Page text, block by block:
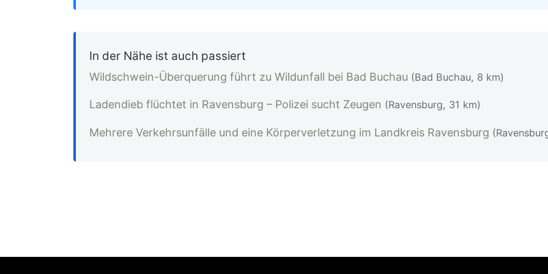
In der Nähe ist auch passiert
Wildschwein-Überquerung führt zu Wildunfall bei Bad Buchau (Bad Buchau, 8 km)
Ladendieb flüchtet in Ravensburg – Polizei sucht Zeugen (Ravensburg, 31 km)
Mehrere Verkehrsunfälle und eine Körperverletzung im Landkreis Ravensburg